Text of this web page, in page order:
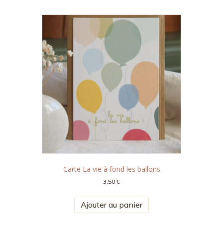
Carte La vie à fond les ballons
3,50€
Ajouter au panier